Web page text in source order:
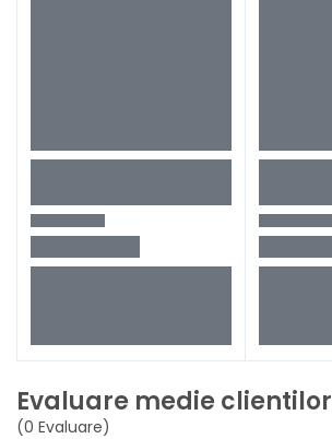
Evaluare medie clientilor
(0 Evaluare)